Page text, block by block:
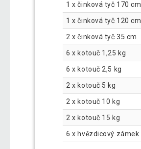
1 x činková tyč 170 cm
1 x činková tyč 120 cm
2 x činková tyč 35 cm
6 x kotouč 1,25 kg
6 x kotouč 2,5 kg
2 x kotouč 5 kg
2 x kotouč 10 kg
2 x kotouč 15 kg
6 x hvězdicový zámek